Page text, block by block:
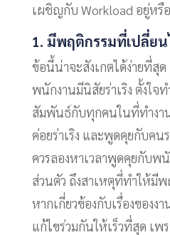
เผชิญกับ Workload อยู่หรื
1. มีพฤติกรรมที่เปลี่ย
ข้อนี้น่าจะสังเกตได้ง่ายที่สุ
พนักงานมีนิสัยร่าเริง ตั้งใ
สัมพันธ์กับทุกคนในที่ทำงา
ค่อยร่าเริง และพูดคุยกับค
ควรลองหาเวลาพูดคุยกับพ
ส่วนตัว ถึงสาเหตุที่ทำให้มี
หากเกี่ยวข้องกับเรื่องของง
แก้ไขร่วมกันให้เร็วที่สุด เพ